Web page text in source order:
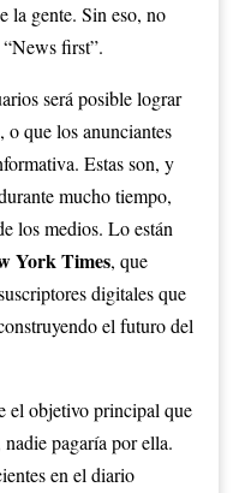
la gente. Sin eso, no
first”.
será posible lograr
que los anunciantes
Estas son, y
mucho tiempo,
los medios. Lo están
York Times, que
digitales que
el futuro del
el objetivo principal que
nadie pagaría por ella.
en el diario